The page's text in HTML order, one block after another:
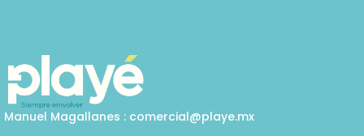
Manuel Magallanes : comercial@playe.mx